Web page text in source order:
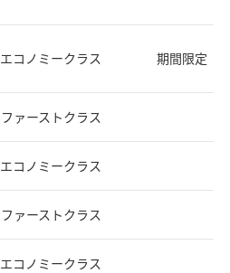
エコノミークラス 期間限定（
ファーストクラス
エコノミークラス
ファーストクラス
エコノミークラス